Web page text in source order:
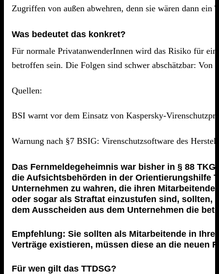
Zugriffen von außen abwehren, denn sie wären dann ein
Was bedeutet das konkret?
Für normale PrivatanwenderInnen wird das Risiko für
betroffen sein. Die Folgen sind schwer abschätzbar:
Quellen:
BSI warnt vor dem Einsatz von Kaspersky-
Warnung nach §7 BSIG: Virenschutzsoftware des
Das Fernmeldegeheimnis war bisher in § 88
die Aufsichtsbehörden in der Orientierungshilfe
Unternehmen zu wahren, die ihren
oder sogar als Straftat einzustufen sind, sollten,
dem Ausscheiden aus dem Unternehmen die
Empfehlung: Sie sollten als Mitarbeitende in
Verträge existieren, müssen diese an die neuen
Für wen gilt das TTDSG?